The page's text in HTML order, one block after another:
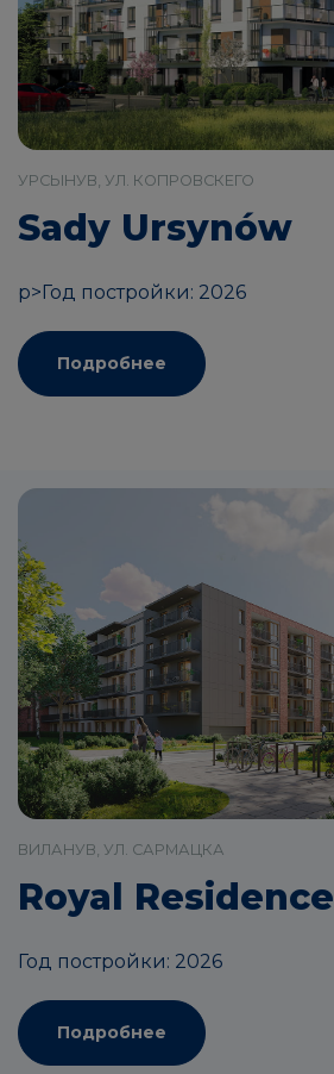
УРСЫНУВ, УЛ. КОПРОВСКЕГО
Sady Ursynów
p>Год постройки: 2026
Подробнее
ВИЛАНУВ, УЛ. САРМАЦКА
Royal Residence
Год постройки: 2026
Подробнее